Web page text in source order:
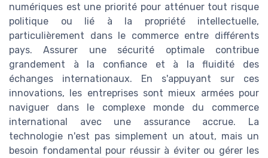
numériques est une priorité pour atténuer tout risque
politique ou lié à la propriété intellectuelle,
particulièrement dans le commerce entre différents
pays. Assurer une sécurité optimale contribue
grandement à la confiance et à la fluidité des
échanges internationaux. En s'appuyant sur ces
innovations, les entreprises sont mieux armées pour
naviguer dans le complexe monde du commerce
international avec une assurance accrue. La
technologie n'est pas simplement un atout, mais un
besoin fondamental pour réussir à éviter ou gérer les